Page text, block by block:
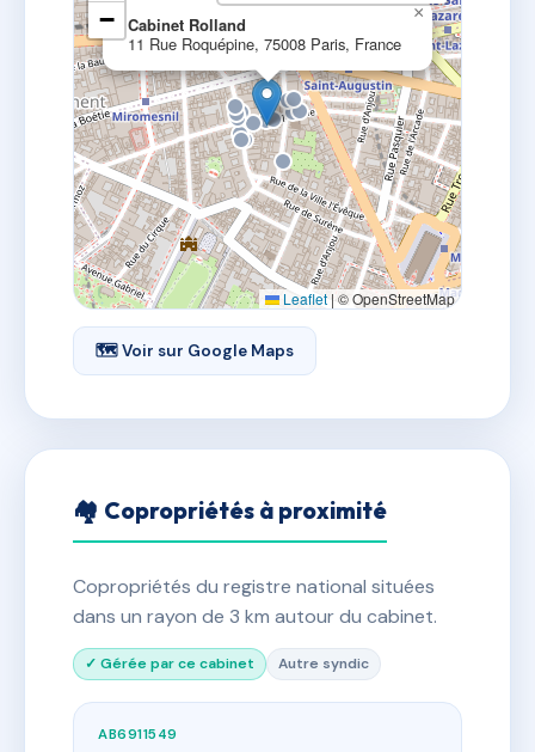
Cabinet Rolland
11 Rue Roquépine, 75008 Paris, France
×
−
Leaflet|© OpenStreetMap
🗺 Voir sur Google Maps
🏘 Copropriétés à proximité
Copropriétés du registre national situées
dans un rayon de 3 km autour du cabinet.
✓ Gérée par ce cabinet Autre syndic
AB6911549